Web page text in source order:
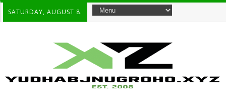
SATURDAY, AUGUST 8.